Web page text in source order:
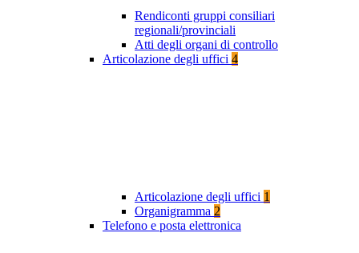
Rendiconti gruppi consiliari
regionali/provinciali
Atti degli organi di controllo
Articolazione degli uffici 4
Articolazione degli uffici 1
Organigramma 2
Telefono e posta elettronica